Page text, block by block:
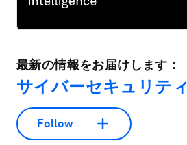
最新の情報をお届けします：
サイバーセキュリティ
Follow